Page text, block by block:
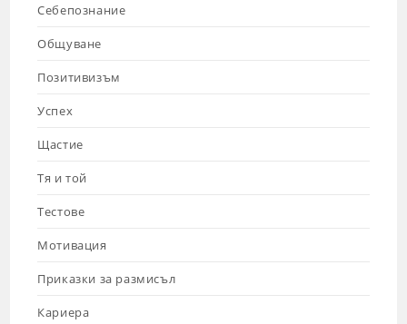
Себепознание
Общуване
Позитивизъм
Успех
Щастие
Тя и той
Тестове
Мотивация
Приказки за размисъл
Кариера